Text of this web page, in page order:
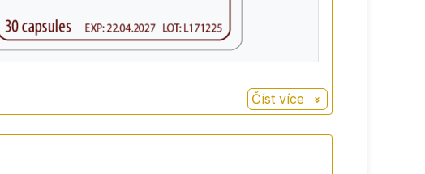
Číst více